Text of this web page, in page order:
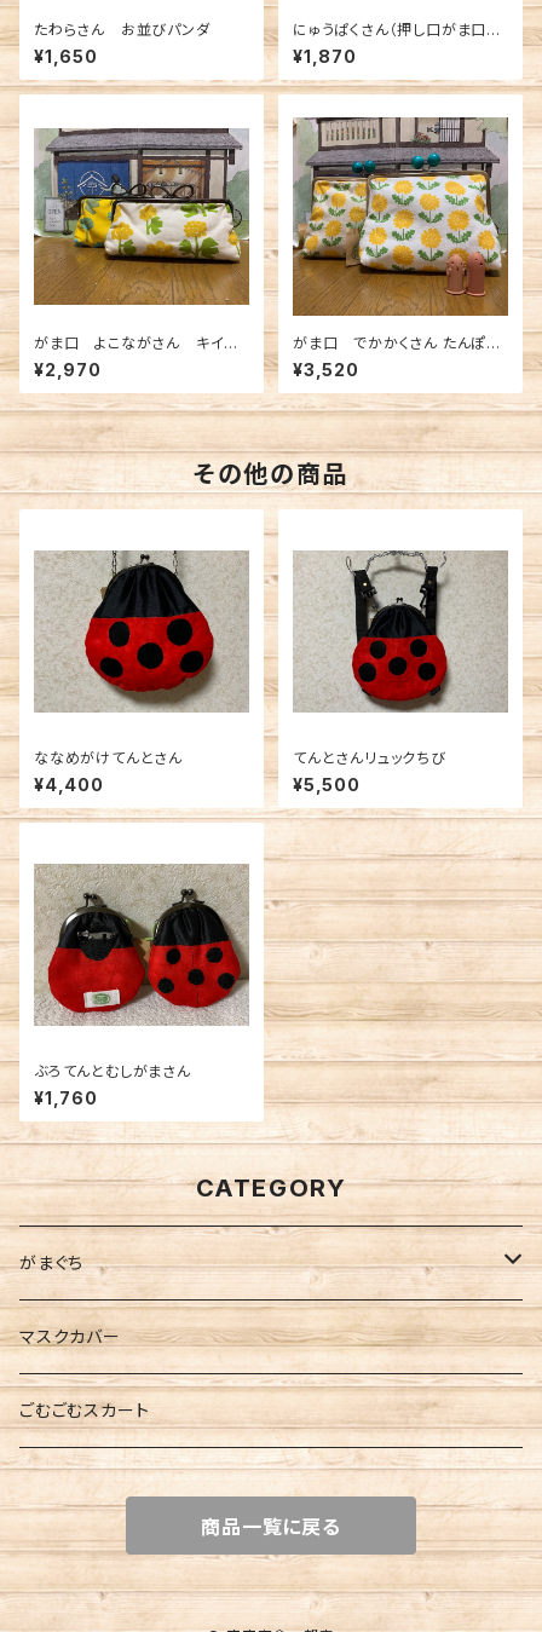
たわらさん お並びパンダ
¥1,650
にゅうぱくさん（押し口がま口）
おならびパンダ
¥1,870
がま口 よこながさん キイロ
とアオ リボンひねり
¥2,970
がま口 でかかくさん たんぽ
ぽ 木玉ひねり
¥3,520
その他の商品
ななめがけてんとさん
¥4,400
てんとさんリュックちび
¥5,500
ぶろてんとむしがまさん
¥1,760
CATEGORY
がまぐち
てんとむし
ネコさんシリーズ
飲み歩き推奨シリーズ
NIPPONシリーズ
マスクカバー
ごむごむスカート
商品一覧に戻る